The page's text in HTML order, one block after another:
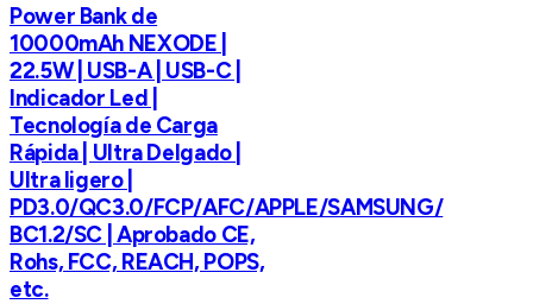
Power Bank de
10000mAh NEXODE |
22.5W | USB-A | USB-C |
Indicador Led |
Tecnología de Carga
Rápida | Ultra Delgado |
Ultra ligero |
PD3.0/QC3.0/FCP/AFC/APPLE/SAMSUNG/
BC1.2/SC | Aprobado CE,
Rohs, FCC, REACH, POPS,
etc.